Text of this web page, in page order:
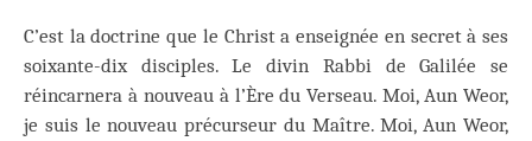
C’est la doctrine que le Christ a enseignée en secret à ses
soixante-dix disciples. Le divin Rabbi de Galilée se
réincarnera à nouveau à l’Ère du Verseau. Moi, Aun Weor,
je suis le nouveau précurseur du Maître. Moi, Aun Weor,